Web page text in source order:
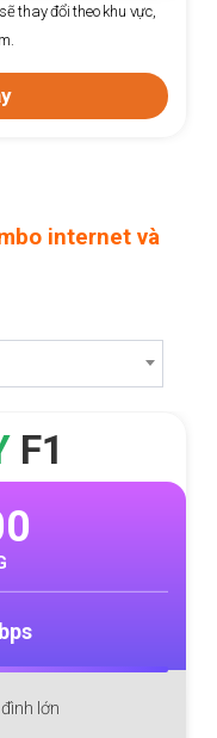
thay đổi theo khu vực,
internet và
F1
lớn